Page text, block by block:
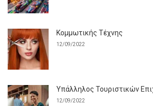
Κομμωτικής Τέχνης
12/09/2022
Υπάλληλος Τουριστικών
12/09/2022